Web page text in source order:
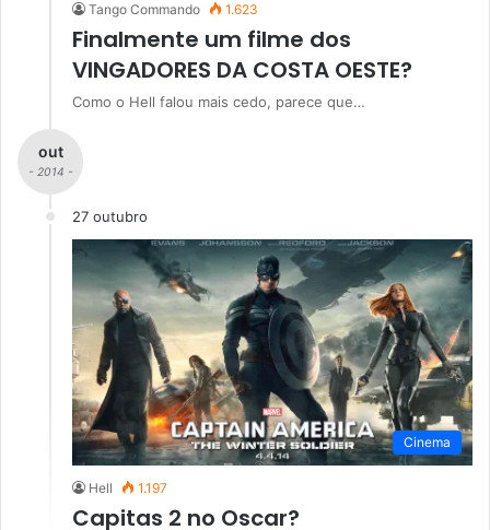
Tango Commando 1.623
Finalmente um filme dos
VINGADORES DA COSTA OESTE?
Como o Hell falou mais cedo, parece que…
out
- 2014 -
27 outubro
Cinema
Hell 1.197
Capitas 2 no Oscar?